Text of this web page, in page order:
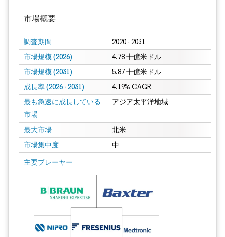
市場概要
調査期間 2020 - 2031
市場規模 (2026) 4.78 十億米ドル
市場規模 (2031) 5.87 十億米ドル
成長率 (2026 - 2031) 4.19% CAGR
最も急速に成長している
市場
アジア太平洋地域
最大市場 北米
市場集中度 中
主要プレーヤー
画像 © Mordor Intelligence。再利用にはCC BY 4.0の表示が必要です。